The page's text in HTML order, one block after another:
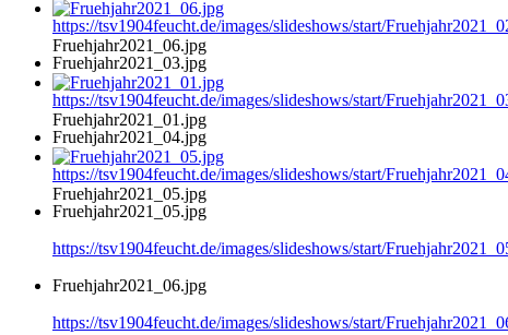
Fruehjahr2021_06.jpg
Fruehjahr2021_01.jpg
Fruehjahr2021_05.jpg
https://tsv1904feucht.de/images/slideshows/start/
Fruehjahr2021_03.jpg
https://tsv1904feucht.de/images/slideshows/start/
Fruehjahr2021_04.jpg
https://tsv1904feucht.de/images/slideshows/start/
Fruehjahr2021_05.jpg
https://tsv1904feucht.de/images/slideshows/start/
Fruehjahr2021_06.jpg
https://tsv1904feucht.de/images/slideshows/start/